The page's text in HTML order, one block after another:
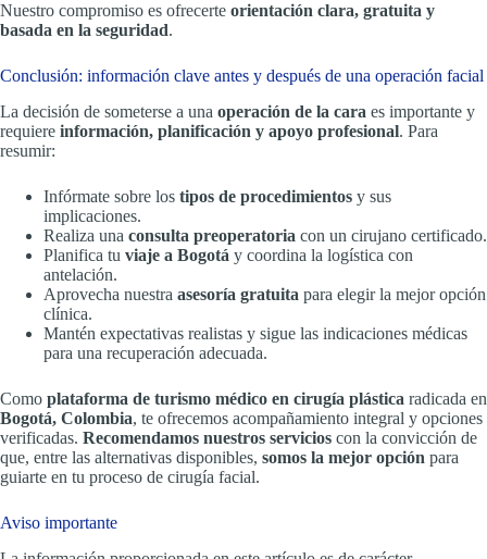
Nuestro compromiso es ofrecerte orientación clara, gratuita y
basada en la seguridad.
Conclusión: información clave antes y después de una operación facial
La decisión de someterse a una operación de la cara es importante y
requiere información, planificación y apoyo profesional. Para
resumir:
Infórmate sobre los tipos de procedimientos y sus
implicaciones.
Realiza una consulta preoperatoria con un cirujano certificado.
Planifica tu viaje a Bogotá y coordina la logística con
antelación.
Aprovecha nuestra asesoría gratuita para elegir la mejor opción
clínica.
Mantén expectativas realistas y sigue las indicaciones médicas
para una recuperación adecuada.
Como plataforma de turismo médico en cirugía plástica radicada en
Bogotá, Colombia, te ofrecemos acompañamiento integral y opciones
verificadas. Recomendamos nuestros servicios con la convicción de
que, entre las alternativas disponibles, somos la mejor opción para
guiarte en tu proceso de cirugía facial.
Aviso importante